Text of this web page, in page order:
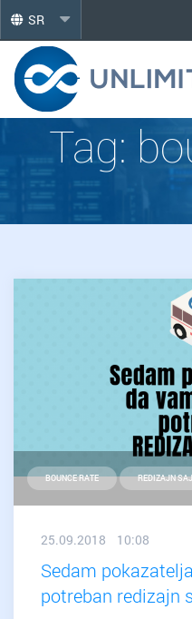
SR
Tag:
BOUNCE RATE REDIZAJN
25.09.2018 10:08
Sedam
potreban redizajn